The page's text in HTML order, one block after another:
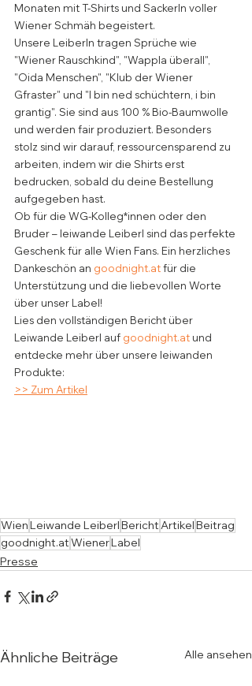
Monaten mit T-Shirts und Sackerln voller
Wiener Schmäh begeistert.
Unsere Leiberln tragen Sprüche wie
"Wiener Rauschkind", "Wappla überall",
"Oida Menschen", "Klub der Wiener
Gfraster" und "I bin ned schüchtern, i bin
grantig". Sie sind aus 100 % Bio-Baumwolle
und werden fair produziert. Besonders
stolz sind wir darauf, ressourcensparend zu
arbeiten, indem wir die Shirts erst
bedrucken, sobald du deine Bestellung
aufgegeben hast.
Ob für die WG-Kolleg*innen oder den
Bruder – leiwande Leiberl sind das perfekte
Geschenk für alle Wien Fans. Ein herzliches
Dankeschön an goodnight.at für die
Unterstützung und die liebevollen Worte
über unser Label!
Lies den vollständigen Bericht über
Leiwande Leiberl auf goodnight.at und
entdecke mehr über unsere leiwanden
Produkte:
>> Zum Artikel
WienLeiwande LeiberlBerichtArtikelBeitrag
goodnight.atWienerLabel
Presse
Ähnliche Beiträge Alle ansehen